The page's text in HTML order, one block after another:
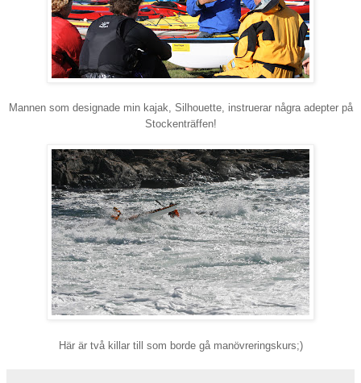
Mannen som designade min kajak, Silhouette, instruerar några adepter på
Stockenträffen!
Här är två killar till som borde gå manövreringskurs;)